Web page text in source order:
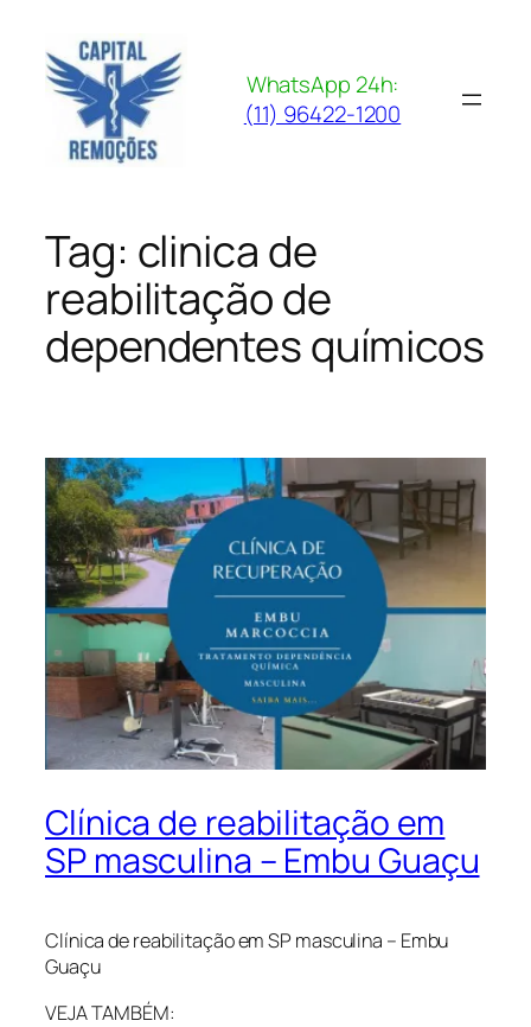
para
conteúdo
WhatsApp 24h:
(11) 96422-1200
Tag: clinica de
reabilitação de
dependentes químicos
Clínica de reabilitação em
SP masculina – Embu Guaçu
Clínica de reabilitação em SP masculina – Embu
Guaçu
VEJA TAMBÉM: